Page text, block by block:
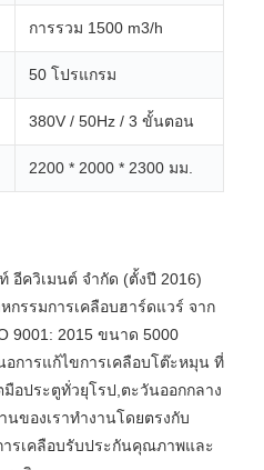
การรวม 1500 m3/h
50 โปรแกรม
380V / 50Hz / 3 ขั้นตอน
2200 * 2000 * 2300 มม.
อีควิเมนต์ จํากัด (ตั้งปี 2016)
รรมการเคลือบฮาร์ดแวร์ จาก
9001: 2015 ขนาด 5000
อการแก้ไขการเคลือบโต๊ะหมุน ที่
อประตูทั่วยุโรป,ตะวันออกกลาง
นของเราทํางานโดยตรงกับ
ารเคลือบรับประกันคุณภาพและ